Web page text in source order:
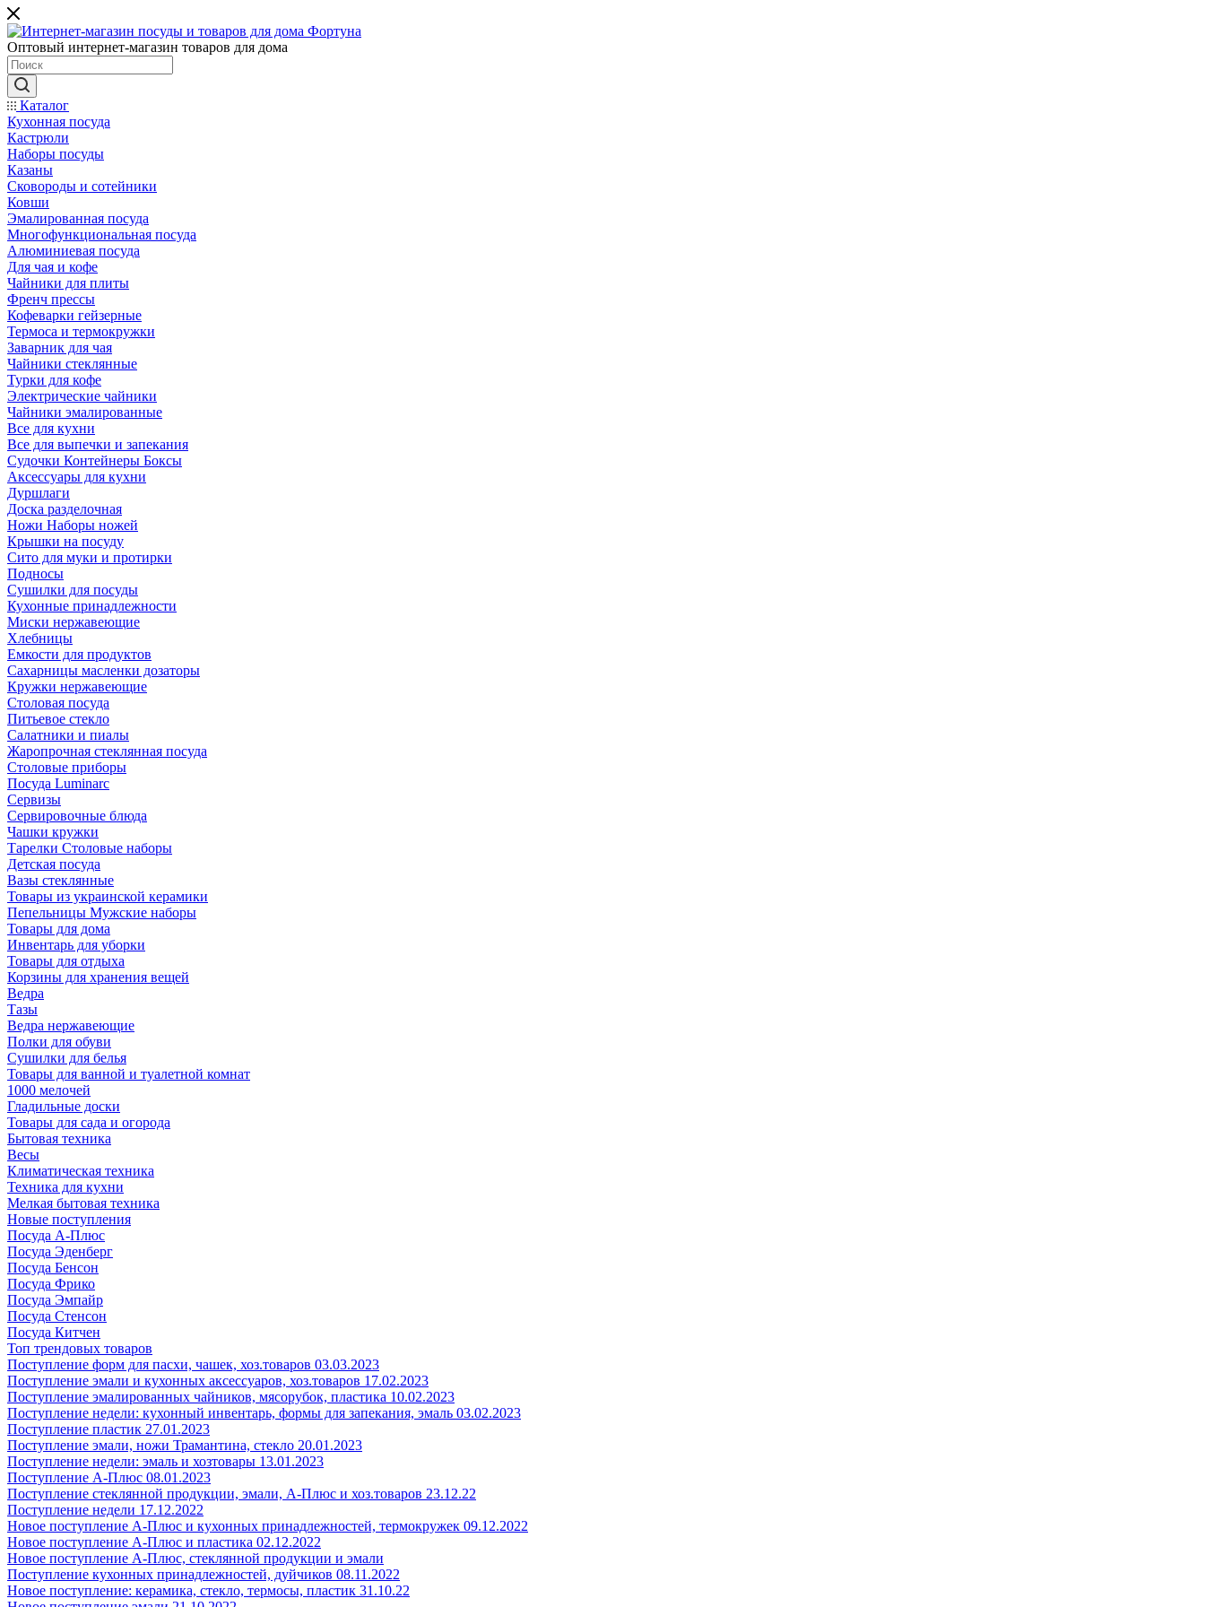
Оптовый интернет-магазин товаров для дома
Каталог
Кухонная посуда
Кастрюли
Наборы посуды
Казаны
Сковороды и сотейники
Ковши
Эмалированная посуда
Многофункциональная посуда
Алюминиевая посуда
Для чая и кофе
Чайники для плиты
Френч прессы
Кофеварки гейзерные
Термоса и термокружки
Заварник для чая
Чайники стеклянные
Турки для кофе
Электрические чайники
Чайники эмалированные
Все для кухни
Все для выпечки и запекания
Судочки Контейнеры Боксы
Аксессуары для кухни
Дуршлаги
Доска разделочная
Ножи Наборы ножей
Крышки на посуду
Сито для муки и протирки
Подносы
Сушилки для посуды
Кухонные принадлежности
Миски нержавеющие
Хлебницы
Емкости для продуктов
Сахарницы масленки дозаторы
Кружки нержавеющие
Столовая посуда
Питьевое стекло
Салатники и пиалы
Жаропрочная стеклянная посуда
Столовые приборы
Посуда Luminarс
Сервизы
Сервировочные блюда
Чашки кружки
Тарелки Столовые наборы
Детская посуда
Вазы стеклянные
Товары из украинской керамики
Пепельницы Мужские наборы
Товары для дома
Инвентарь для уборки
Товары для отдыха
Корзины для хранения вещей
Ведра
Тазы
Ведра нержавеющие
Полки для обуви
Сушилки для белья
Товары для ванной и туалетной комнат
1000 мелочей
Гладильные доски
Товары для сада и огорода
Бытовая техника
Весы
Климатическая техника
Техника для кухни
Мелкая бытовая техника
Новые поступления
Посуда А-Плюс
Посуда Эденберг
Посуда Бенсон
Посуда Фрико
Посуда Эмпайр
Посуда Стенсон
Посуда Китчен
Топ трендовых товаров
Поступление форм для пасхи, чашек, хоз.товаров 03.03.2023
Поступление эмали и кухонных аксессуаров, хоз.товаров 17.02.2023
Поступление эмалированных чайников, мясорубок, пластика 10.02.2023
Поступление недели: кухонный инвентарь, формы для запекания, эмаль 03.02.2023
Поступление пластик 27.01.2023
Поступление эмали, ножи Трамантина, стекло 20.01.2023
Поступление недели: эмаль и хозтовары 13.01.2023
Поступление А-Плюс 08.01.2023
Поступление стеклянной продукции, эмали, А-Плюс и хоз.товаров 23.12.22
Поступление недели 17.12.2022
Новое поступление А-Плюс и кухонных принадлежностей, термокружек 09.12.2022
Новое поступление А-Плюс и пластика 02.12.2022
Новое поступление А-Плюс, стеклянной продукции и эмали
Поступление кухонных принадлежностей, дуйчиков 08.11.2022
Новое поступление: керамика, стекло, термосы, пластик 31.10.22